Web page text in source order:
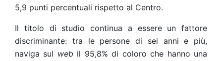
5,9 punti percentuali rispetto al Centro.
Il titolo di studio continua a essere un fattore
discriminante: tra le persone di sei anni e più,
naviga sul web il 95,8% di coloro che hanno una